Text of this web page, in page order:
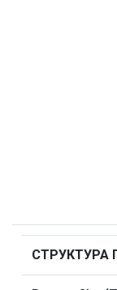
СТРУКТУРА